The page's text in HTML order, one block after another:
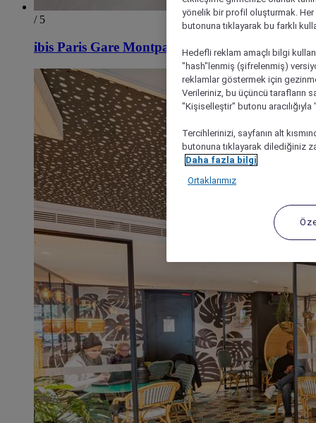
/ 5
ibis Paris Gare Montparnasse Catalogne
yönelik bir profil oluşturmak.
butonuna tıklayarak bu farklı
Hedefli reklam amaçlı bilgi
"hash"lenmiş (şifrelenmiş)
reklamlar göstermek için
Verileriniz, bu üçüncü tarafların
"Kişiselleştir" butonu
Tercihlerinizi, sayfanın alt
butonuna tıklayarak dilediğiniz
Daha fazla bilgi
Ortaklarımız